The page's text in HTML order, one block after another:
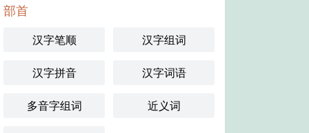
部首
汉字笔顺 汉字组词
汉字拼音 汉字词语
多音字组词 近义词